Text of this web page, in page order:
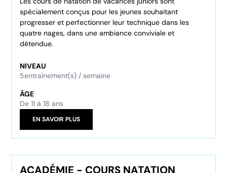
spécialement conçus pour les jeunes souhaitant
progresser et perfectionner leur technique dans les
quatre nages, dans une ambiance conviviale et
détendue.
NIVEAU
5entraînement(s) / semaine
ÂGE
De 11 à 18 ans
EN SAVOIR PLUS
ACADÉMIE - COURS NATATION